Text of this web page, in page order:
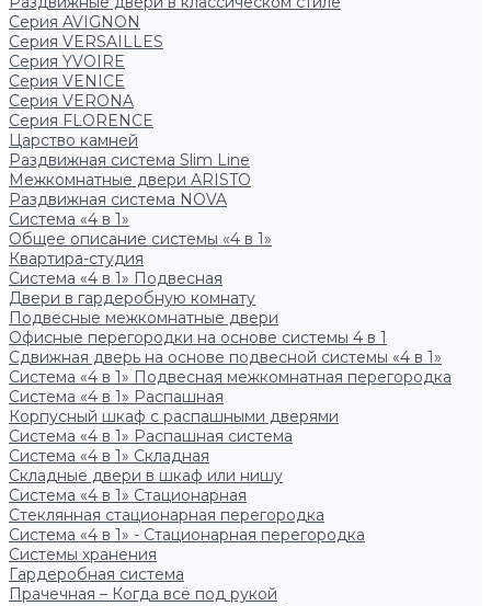
Серия AVIGNON
Серия VERSAILLES
Серия YVOIRE
Серия VENICE
Серия VERONA
Серия FLORENCE
Царство камней
Раздвижная система Slim Line
Межкомнатные двери ARISTO
Раздвижная система NOVA
Система «4 в 1»
Общее описание системы «4 в 1»
Квартира-студия
Система «4 в 1» Подвесная
Двери в гардеробную комнату
Подвесные межкомнатные двери
Офисные перегородки на основе системы 4 в 1
Сдвижная дверь на основе подвесной системы «4 в 1»
Система «4 в 1» Подвесная межкомнатная перегородка
Система «4 в 1» Распашная
Корпусный шкаф с распашными дверями
Система «4 в 1» Распашная система
Система «4 в 1» Складная
Складные двери в шкаф или нишу
Система «4 в 1» Стационарная
Стеклянная стационарная перегородка
Система «4 в 1» - Стационарная перегородка
Системы хранения
Гардеробная система
Прачечная – Когда всё под рукой